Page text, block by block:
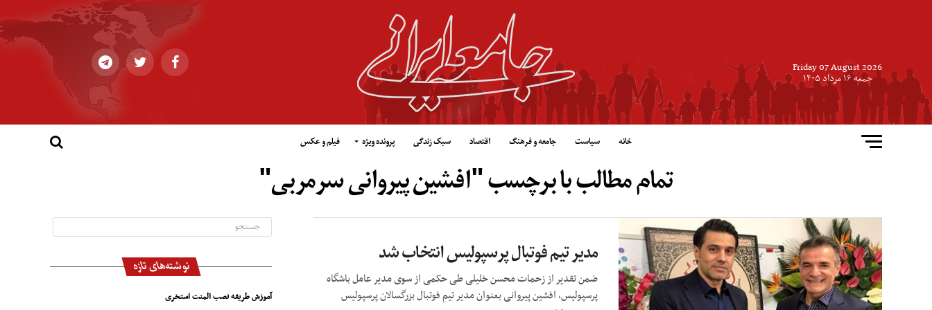
Friday 07 August 2026
جمعه ۱۶ مرداد ۱۴۰۵
خانه سیاست جامعه و فرهنگ اقتصاد سبک زندگی پرونده ویژه فیلم و عکس
تمام مطالب با برچسب "افشین پیروانی سرمربی"
مدیر تیم فوتبال پرسپولیس انتخاب شد
ضمن تقدیر از زحمات محسن خلیلی طی حکمی از سوی مدیر عامل باشگاه
پرسپولیس، افشین پیروانی بعنوان مدیر تیم فوتبال بزرگسالان پرسپولیس
نوشته‌های تازه
آموزش طریقه نصب المنت استخری